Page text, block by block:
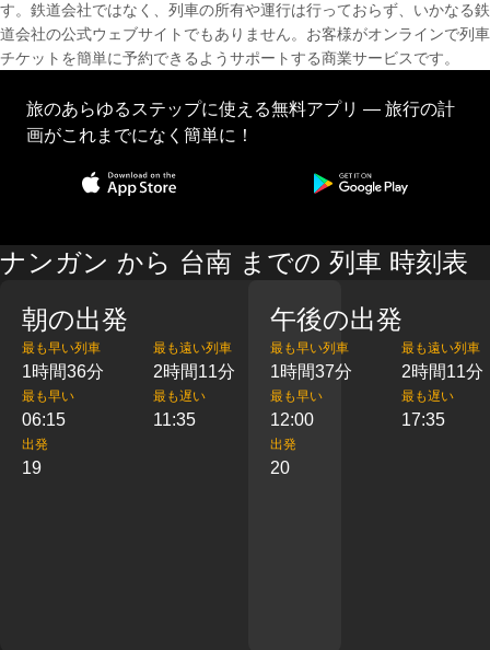
す。鉄道会社ではなく、列車の所有や運行は行っておらず、いかなる鉄
道会社の公式ウェブサイトでもありません。お客様がオンラインで列車
チケットを簡単に予約できるようサポートする商業サービスです。
旅のあらゆるステップに使える無料アプリ — 旅行の計
画がこれまでになく簡単に！
ナンガン から 台南 までの 列車 時刻表
朝の出発
最も早い列車
1時間36分
最も遠い列車
2時間11分
最も早い
06:15
最も遅い
11:35
出発
19
午後の出発
最も早い列車
1時間37分
最も遠い列車
2時間11分
最も早い
12:00
最も遅い
17:35
出発
20